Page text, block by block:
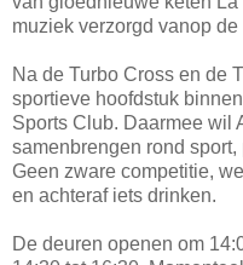
muziek verzorgd vanop
Na de Turbo Cross en de
sportieve hoofdstuk
Sports Club. Daarmee wil
samenbrengen rond
Geen zware competitie,
en achteraf iets drinken.
De deuren openen om